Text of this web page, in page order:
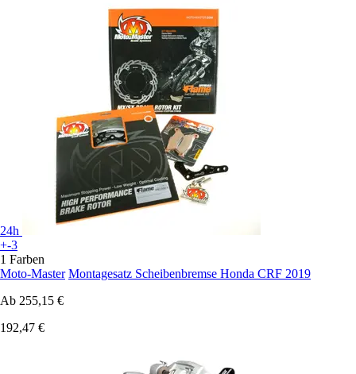
24h
+-3
1 Farben
Moto-Master Montagesatz Scheibenbremse Honda CRF 2019
Ab 255,15 €
192,47 €